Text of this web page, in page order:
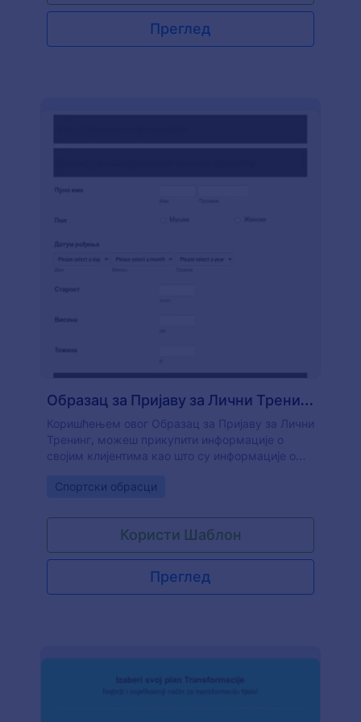
прикупљаш контакт информације, о позицији на
којој желе да играју и информације о здрављу.
То ти олашава да видиш колико играча имаш и
а. Можеш користити овај шаблон као почетак, и
потребама.
Преглед
Образац за Пријаву за Лични Тренинг
Коришћењем овог Образац за Пријаву за Лични
Тренинг, можеш прикупити информације о
својим клијентима као што су информације о
информације и циљеви клијента. Овај Образац
сазнаш циљеве својих клијената. Дакле, обуку
можеш прилагодити потребама клијента.
Go to Category:
Спортски обрасци
Користи Шаблон
Преглед